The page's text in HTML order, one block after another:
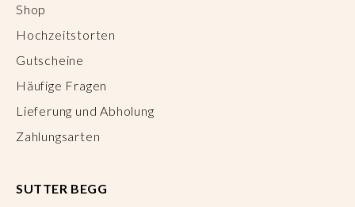
Shop
Hochzeitstorten
Gutscheine
Häufige Fragen
Lieferung und Abholung
Zahlungsarten
SUTTER BEGG